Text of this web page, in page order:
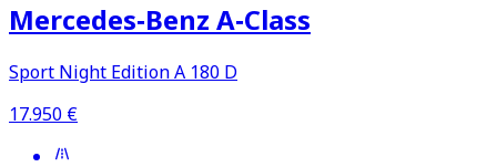
Mercedes‑Benz A‑Class
Sport Night Edition A 180 D
17.950 €